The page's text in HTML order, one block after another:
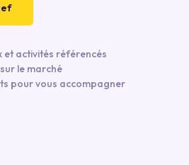
et activités référencés
le marché
pour vous accompagner